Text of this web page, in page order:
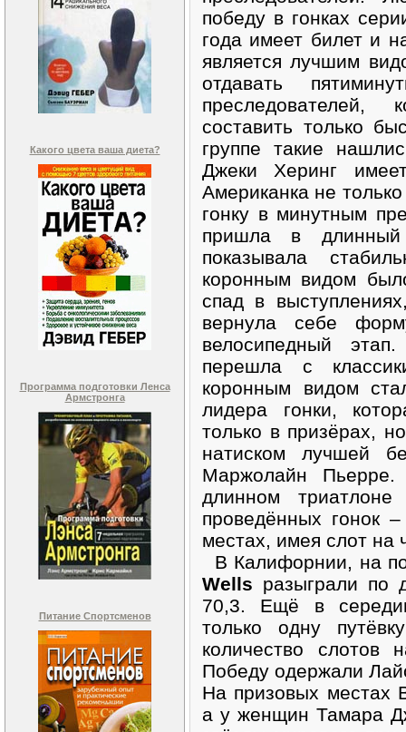
Какого цвета ваша диета?
Программа подготовки Ленса
Армстронга
Питание Спортсменов
победу в гонках
года имеет билет и
является лучшим
отдавать
преследователей,
составить только
группе такие
Джеки Херинг
Американка не
гонку в минутным
пришла в
показывала
коронным видом
спад в
вернула себе
велосипедный
перешла с
коронным видом
лидера гонки,
только в призёрах,
натиском лучшей
Маржолайн
длинном
проведённых гонок
местах, имея слот на
В Калифорнии, на
Wells разыграли по
70,3. Ещё в
только одну
количество слотов
Победу одержали
На призовых местах
а у женщин Тамара